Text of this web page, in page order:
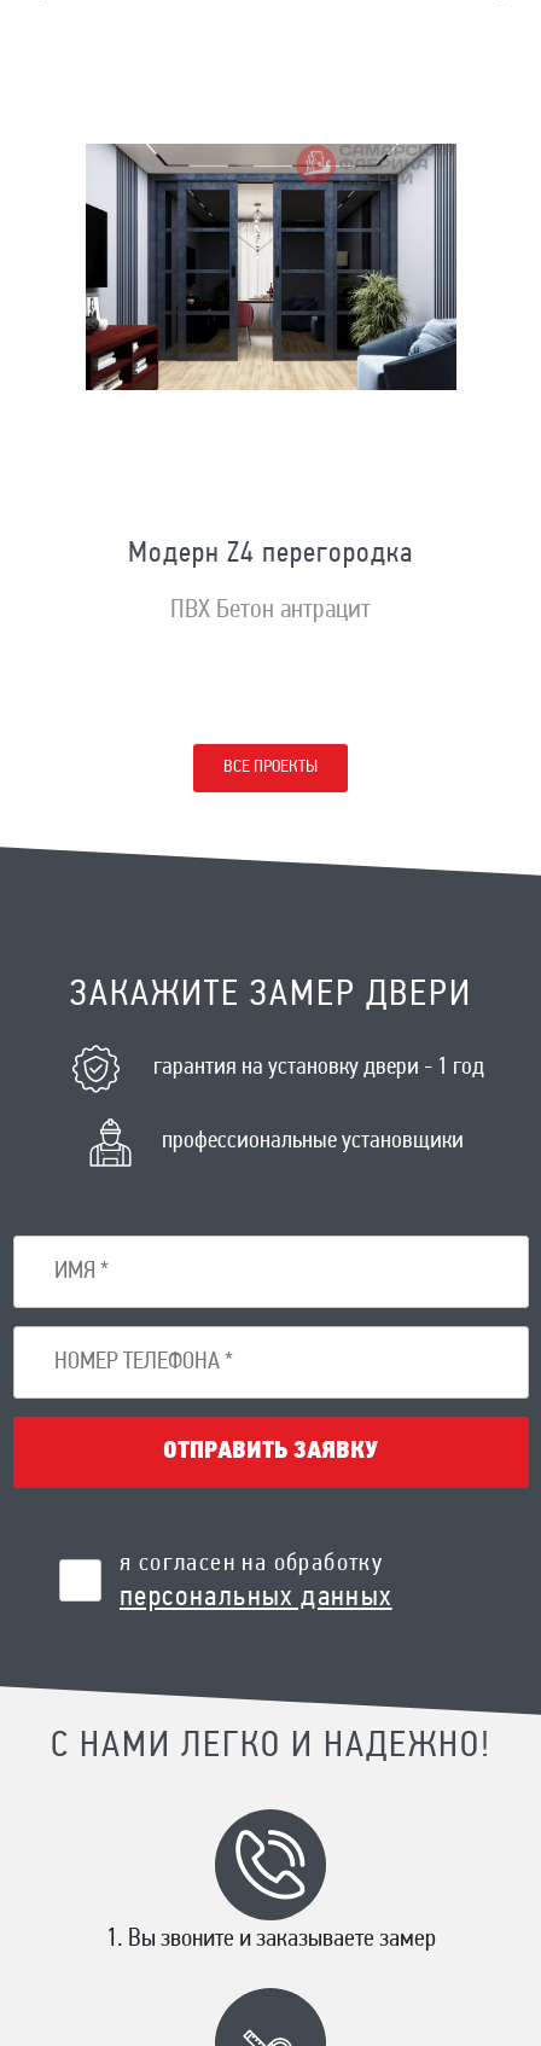
Модерн Z4 перегородка
ПВХ Бетон антрацит
ВСЕ ПРОЕКТЫ
ЗАКАЖИТЕ ЗАМЕР ДВЕРИ
гарантия на установку двери - 1 год
профессиональные установщики
ОТПРАВИТЬ ЗАЯВКУ
я согласен на обработку
персональных данных
С НАМИ ЛЕГКО И НАДЕЖНО!
Вы звоните и заказываете замер